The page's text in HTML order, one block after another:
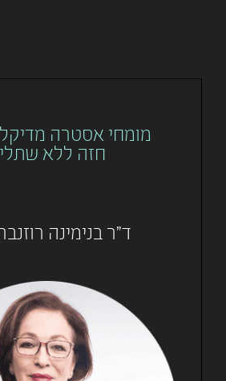
מומחי אסטרה
חזה ללא
ד"ר בנימינה